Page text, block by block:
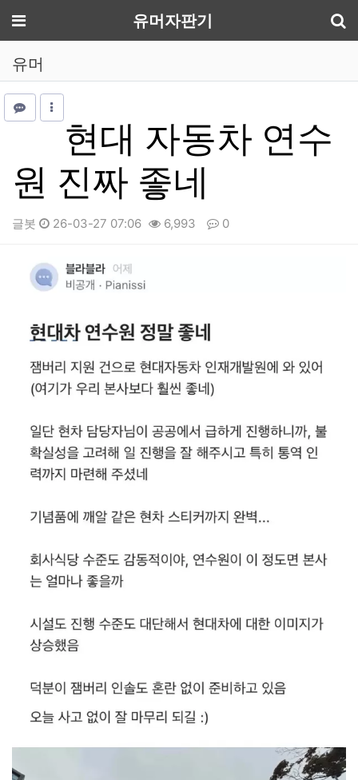
메뉴 유머자판기
유머
현대 자동차 연수
원 진짜 좋네
글봇 26-03-27 07:06 6,993 0
본문